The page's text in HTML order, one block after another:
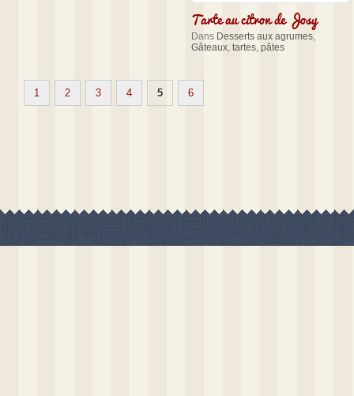
Tarte au citron de Josy
Dans Desserts aux agrumes,
Gâteaux, tartes, pâtes
1 2 3 4 5 6